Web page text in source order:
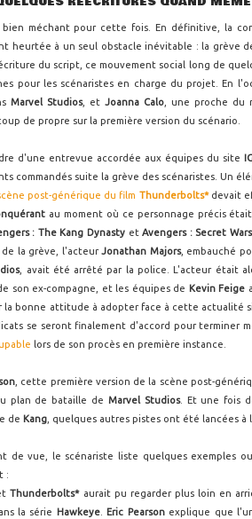
bien méchant pour cette fois. En définitive, la
heurtée à un seul obstacle inévitable : la grève
du script, ce mouvement social long de
pour les scénaristes en charge du projet. En
Marvel Studios, et Joanna Calo , une proche du
de propre sur la première version du scénario.
d'une entrevue accordée aux équipes du site
commandés suite la grève des scénaristes. Un
post-générique du film Thunderbolts*devait
au moment où ce personnage précis
: The Kang DynastyetAvengers : Secret Wars
de la grève, l'acteurJonathan Majors, embauché
, avait été arrêté par la police. L'acteur était
son ex-compagne, et les équipes de Kevin Feige
la bonne attitude à adopter face à cette actualité
se seront finalement d'accord pour terminer
lors de son procès en première instance.
, cette première version de la scène post-
plan de bataille de Marvel Studios. Et une fois
de Kang , quelques autres pistes ont été lancées à
de vue, le scénariste liste quelques exemples
:
Thunderbolts*aurait pu regarder plus loin en
la série
Hawkeye. Eric Pearsonexplique que